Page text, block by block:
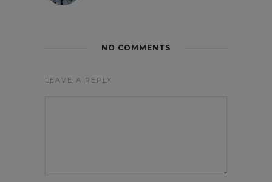
NO COMMENTS
LEAVE A REPLY